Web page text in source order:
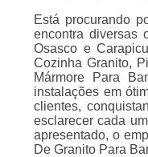
Está procurando
encontra diversas
Osasco e
Cozinha Granito,
Mármore Para
instalações em
clientes,
esclarecer cada
apresentado, o
De Granito Para